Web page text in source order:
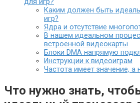
Каким должен быть
игр?
Ядра и отсутствие
В нашем идеальном
встроенной видеокарты
Блоки DMA напрямую
Инструкции к видеоиграм
Частота имеет значение, а
Что нужно знать,